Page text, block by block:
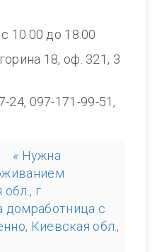
с 10.00 до 18.00
18, оф. 321, 3
24, 097-171-99-51,
« Нужна
г.
домработница с
Киевская обл.,